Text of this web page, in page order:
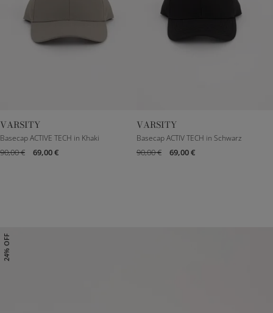
VARSITY
Basecap ACTIVE TECH in Khaki
90,00 € 69,00 €
VARSITY
Basecap ACTIV TECH in Schwarz
90,00 € 69,00 €
24% OFF